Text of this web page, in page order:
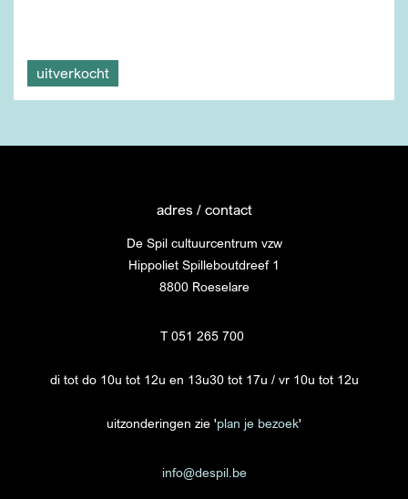
uitverkocht
adres / contact
De Spil cultuurcentrum vzw
Hippoliet Spilleboutdreef 1
8800 Roeselare
T 051 265 700
di tot do 10u tot 12u en 13u30 tot 17u / vr 10u tot 12u
uitzonderingen zie 'plan je bezoek'
info@despil.be